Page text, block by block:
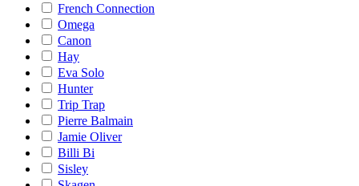
French Connection
Omega
Canon
Hay
Eva Solo
Hunter
Trip Trap
Pierre Balmain
Jamie Oliver
Billi Bi
Sisley